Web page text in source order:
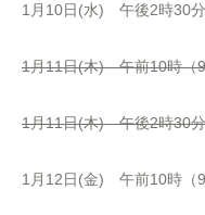
1月10日(水) 午後2時30分
1月11日(木) 午前10時（
1月11日(木) 午後2時30
1月12日(金) 午前10時（9